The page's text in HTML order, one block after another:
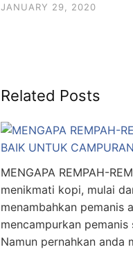
JANUARY 29, 2020
Related Posts
MENGAPA REMPAH-
menikmati kopi, mulai
menambahkan pemanis
mencampurkan
Namun pernahkan anda